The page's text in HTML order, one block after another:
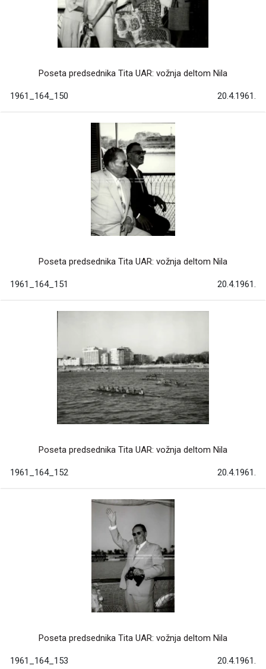
Poseta predsednika Tita UAR: vožnja deltom Nila
1961_164_150 20.4.1961.
Poseta predsednika Tita UAR: vožnja deltom Nila
1961_164_151 20.4.1961.
Poseta predsednika Tita UAR: vožnja deltom Nila
1961_164_152 20.4.1961.
Poseta predsednika Tita UAR: vožnja deltom Nila
1961_164_153 20.4.1961.